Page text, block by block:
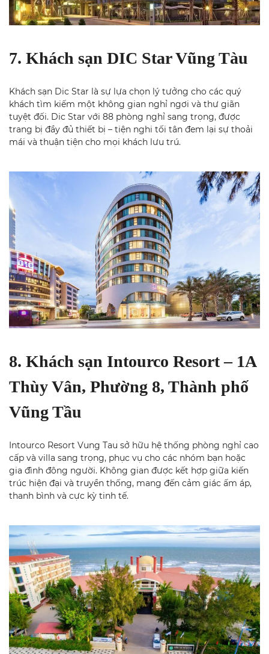
7. Khách sạn DIC Star Vũng Tàu
Khách sạn Dic Star là sự lựa chọn lý tưởng cho các quý
khách tìm kiếm một không gian nghỉ ngơi và thư giãn
tuyệt đối. Dic Star với 88 phòng nghỉ sang trọng, được
trang bị đầy đủ thiết bị – tiện nghi tối tân đem lại sự thoải
mái và thuận tiện cho mọi khách lưu trú.
8. Khách sạn Intourco Resort – 1A
Thùy Vân, Phường 8, Thành phố
Vũng Tầu
Intourco Resort Vung Tau sở hữu hệ thống phòng nghỉ cao
cấp và villa sang trọng, phục vụ cho các nhóm bạn hoặc
gia đình đông người. Không gian được kết hợp giữa kiến
trúc hiện đại và truyền thống, mang đến cảm giác ấm áp,
thanh bình và cực kỳ tinh tế.